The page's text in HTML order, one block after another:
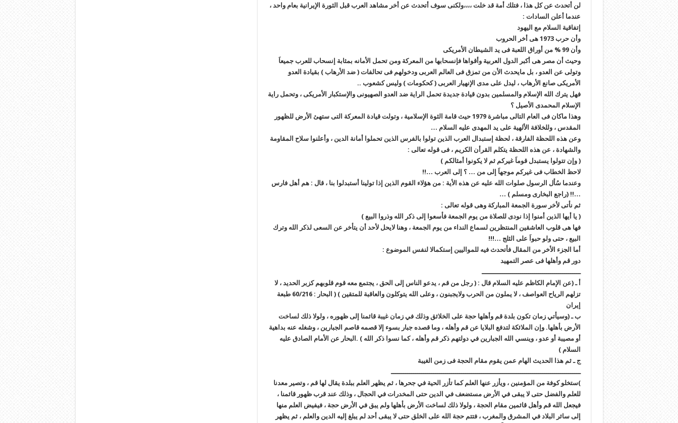
لن أتحدث عن كل هذا ، فتلك أمة قد خلت ،،،،ولكنى سوف أتحدث عن أخر مشاهد العرب قبل الثورة الإيرانية بعام واحد ،
عندما أعلن السادات :
إتفاقية السلام مع اليهود
وأن حرب 1973 هى أخر الحروب
وأن 99 % من أوراق اللعبة فى يد الشيطان الأمريكى
وحيث أن مصر هى أكبر الدول العربية وأقواها فإنسحابها من المعركة ومن تحمل الأمانه بمثابة إنسحاب للعرب جميعاَ
وتولى عن العدو ، بل مايحدث الأن من تمزق فى العالم العربى ودخولهم فى تحالفات ( ضد الأرهاب ) بقيادة العدو
الأمريكى صانع الأرهاب ، ليدل على مدى الإنهيار العربى ( كحكومات ) وليس كشعوب ..
فهل يترك الله الإسلام والمسلمين بدون قيادة جديدة تحمل الراية ضد العدو الصهيونى والإستكبار الأمريكى ، وتحمل راية
الإسلام المحمدى الأصيل ؟
وهذا ماكان فى العام التالى مباشرة 1979 حيث قامة الثوة الإسلامية ، وتولت قيادة المعركة التى ستهئ الأرض للظهور
المقدس ، وللخلافة الألهية على يد المهدى عليه السلام …
وعن هذه اللحظة الفارقة ، لحظة إستبدال العرب الذين تولوا بالفرس الذين تحملوا أمانة الدين ، وأعلنوا سلاح المقاومة
والشهادة ، عن هذه اللحظة يتكلم القرأن الكريم ، فى قوله تعالى :
( وإن تتولوا يستبدل قوماَ غيركم ثم لا يكونوا أمثالكم )
لاحظ الخطاب فى غيركم موجهاَ إلى من … ؟ إلى العرب …!!
وعندما سُأل الرسول صلوات الله عليه عن هذه الأية : من هؤلاء القوم الذين إذا تولينا أستبدلوا بنا ، قال : هم أهل فارس
…!! (راجع البخارى ومسلم ) …
ثم نأتى لأخر سورة الجمعة المباركة وهى قوله تعالى :
( يا أيها الذين أمنوا إذا نودى للصلاة من يوم الجمعة فأسعوا إلى ذكر الله وذروا البيع )
فها هى قلوب العاشقين المنتظرين لسماع النداء من يوم الجمعة ، وهنا لايحل لأحد أن يتأخر عن السعى لذكر الله وترك
البيع ، حتى ولو حبواَ على الثلج …!!!
أما الجزء الأخر من المقال فأتحدث فيه للمواليين إستكمالا لنفس الموضوع :
دور قم وأهلها فى عصر التمهيد
ـــــــــــــــــــــــــــــــــــــــــــــــــ
أ ـ (عن الإمام الكاظم عليه السلام قال : ( رجل من قم ، يدعو الناس إلى الحق ، يجتمع معه قوم قلوبهم كزبر الحديد ، لا
تزلهم الرياح العواصف ، لا يملون من الحرب ولايجبنون ، وعلى الله يتوكلون والعاقبة للمتقين ) ( البحار : 60/216 طبعة
إيران
ب ـ (وسيأتي زمان تكون بلدة قم وأهلها حجة على الخلائق وذلك في زمان غيبة قائمنا إلى ظهوره ، ولولا ذلك لساخت
الأرض بأهلها. وإن الملائكة لتدفع البلايا عن قم وأهله ، وما قصده جبار بسوء إلا قصمه قاصم الجبارين ، وشغله عنه بداهية
أو مصيبة أو عدو ، وينسي الله الجبارين في دولتهم ذكر قم وأهله ، كما نسوا ذكر الله ) .البحار عن الأمام الصادق عليه
السلام )
ج ـ ثم هذا الحديث الهام عمن يقوم مقام الحجة فى زمن الغيبة
ــــــــــــــــــــــــــــــــــــــــــــــــــــــــــــــــــــــــــــــــــــــــــــــ
)ستخلو كوفة من المؤمنين ، ويأزر عنها العلم كما تأزر الحية في جحرها ، ثم يظهر العلم ببلدة يقال لها قم ، وتصير معدنا
للعلم والفضل حتى لا يبقى في الأرض مستضعف في الدين حتى المخدرات في الحجال ، وذلك عند قرب ظهور قائمنا ،
فيجعل الله قم وأهل قائمين مقام الحجة ، ولولا ذلك لساخت الأرض بأهلها ولم يبق في الأرض حجة ، فيفيض العلم منها
إلى سائر البلاد في المشرق والمغرب ، فتتم حجة الله على الخلق حتى لا يبقى أحد لم يبلغ إليه الدين والعلم ، ثم يظهر